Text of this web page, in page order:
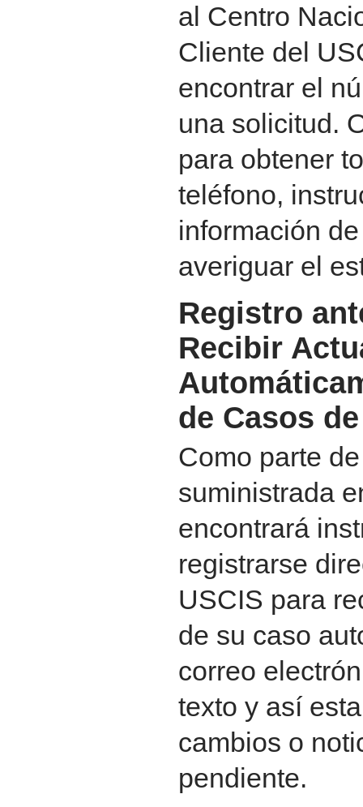
al Centro
Cliente del
encontrar el
una solicitud.
para obtener
teléfono,
información
averiguar el
Registro
Recibir
de Casos
Como parte
suministrada
encontrará
registrarse
USCIS para
de su caso
correo
texto y así
cambios o
pendiente.